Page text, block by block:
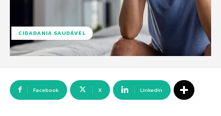
CIDADANIA SAUDÁVEL
Facebook X Linkedin